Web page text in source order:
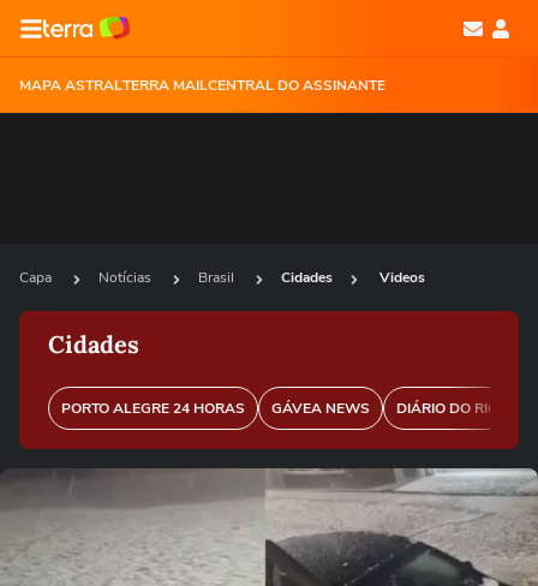
MAPA ASTRALTERRA MAILCENTRAL DO ASSINANTE
Capa Notícias Brasil Cidades Videos
Cidades
PORTO ALEGRE 24 HORAS GÁVEA NEWS DIÁRIO DO RIO
Ops!
Não foi possível reproduzir o vídeo